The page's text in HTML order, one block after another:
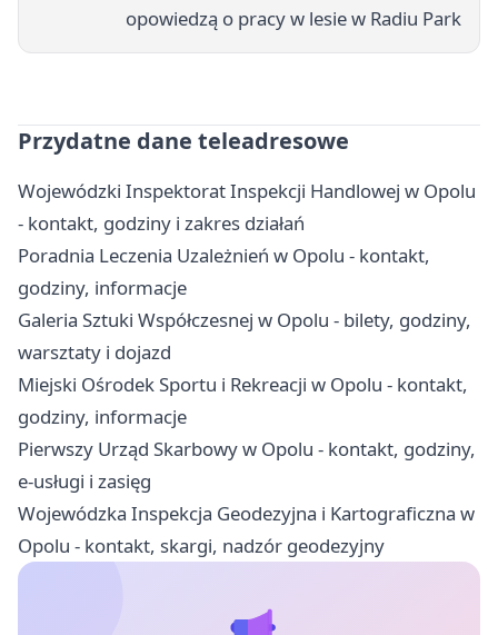
opowiedzą o pracy w lesie w Radiu Park
Przydatne dane teleadresowe
Wojewódzki Inspektorat Inspekcji Handlowej w Opolu
- kontakt, godziny i zakres działań
Poradnia Leczenia Uzależnień w Opolu - kontakt,
godziny, informacje
Galeria Sztuki Współczesnej w Opolu - bilety, godziny,
warsztaty i dojazd
Miejski Ośrodek Sportu i Rekreacji w Opolu - kontakt,
godziny, informacje
Pierwszy Urząd Skarbowy w Opolu - kontakt, godziny,
e-usługi i zasięg
Wojewódzka Inspekcja Geodezyjna i Kartograficzna w
Opolu - kontakt, skargi, nadzór geodezyjny